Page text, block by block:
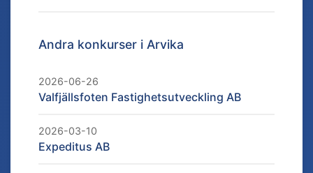
Andra konkurser i Arvika
2026-06-26
Valfjällsfoten Fastighetsutveckling AB
2026-03-10
Expeditus AB